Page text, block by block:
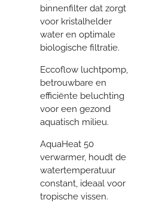
binnenfilter dat zorgt
voor kristalhelder
water en optimale
biologische filtratie.
Eccoflow luchtpomp,
betrouwbare en
efficiënte beluchting
voor een gezond
aquatisch milieu.
AquaHeat 50
verwarmer, houdt de
watertemperatuur
constant, ideaal voor
tropische vissen.